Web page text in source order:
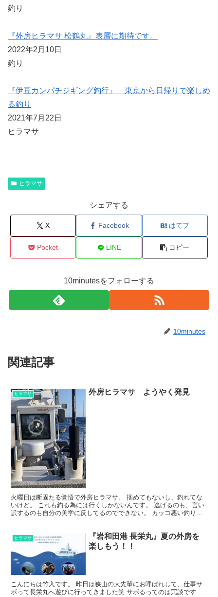
釣り
『外房ヒラマサ 松鶴丸』表層に期待です。
2022年2月10日
釣り
『伊豆カンパチジギング釣行』 東京から日帰りで楽しめ
る釣り
2021年7月22日
ヒラマサ
ヒラマサ
シェアする
X Facebook はてブ
Pocket LINE コピー
10minutesをフォローする
10minutes
関連記事
ヒラマサ 外房ヒラマサ ようやく発見
火曜日は断固たる覚悟で外房ヒラマサ。 掴めてもないし、釣れてな
いけど。 これも釣る為には行くしかないんです。 逃げるのも、言い
訳するのも自分の美学に反してるのでできない。 カッコ悪い釣り人
ヒラマサ
『岩和田港 長栄丸』夏の外房を
楽しもう！！
こんにちは竹入です。 昨日は狭山の大先輩にお呼ばれして、仕事サ
ボって長栄丸へ遊びに行ってきました笑 サボるってのは冗談です